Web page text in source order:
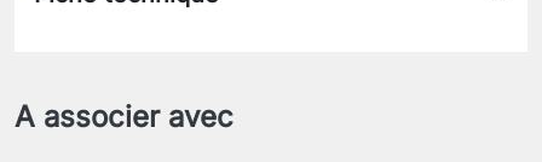
A associer avec